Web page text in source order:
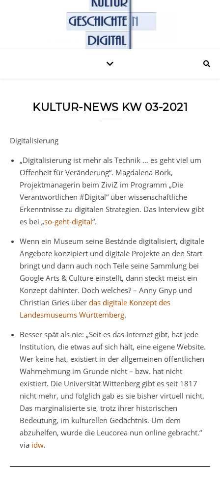
KULTUR-NEWS KW 03-2021
Digitalisierung
„Digitalisierung ist mehr als Technik … es geht viel um
Offenheit für Veränderung“. Magdalena Bork,
Projektmanagerin beim ZiviZ im Programm „Die
Verantwortlichen #Digital“ über wissenschaftliche
Erkenntnisse zu digitalen Strategien. Das Interview gibt
es bei „so-geht-digital“.
Wenn ein Museum seine Bestände digitalisiert, digitale
Angebote konzipiert und digitale Projekte an den Start
bringt und dann auch noch Teile seine Sammlung bei
Google Arts & Culture einstellt, dann steckt meist ein
Konzept dahinter. Doch welches? – Anny Gnyp und
Christian Gries über das digitale Konzept des
Landesmuseums Württemberg.
Besser spät als nie: „Seit es das Internet gibt, hat jede
Institution, die etwas auf sich hält, eine eigene Website.
Wer keine hat, existiert in der allgemeinen öffentlichen
Wahrnehmung im Grunde nicht – bzw. hat nicht
existiert. Die Universität Wittenberg gibt es seit 1817
nicht mehr, und folglich gab es sie bisher virtuell nicht.
Das marginalisierte sie, trotz ihrer historischen
Bedeutung, im kulturellen Gedächtnis. Um dem
abzuhelfen, wurde die Leucorea nun online gebracht.“
via idw.